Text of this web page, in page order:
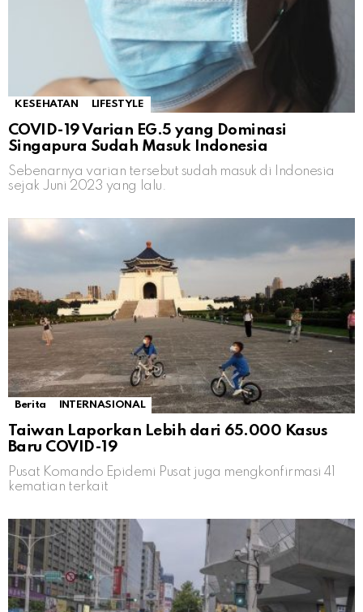
KESEHATAN LIFESTYLE
COVID-19 Varian EG.5 yang Dominasi
Singapura Sudah Masuk Indonesia
Sebenarnya varian tersebut sudah masuk di Indonesia
sejak Juni 2023 yang lalu.
Berita INTERNASIONAL
Taiwan Laporkan Lebih dari 65.000 Kasus
Baru COVID-19
Pusat Komando Epidemi Pusat juga mengkonfirmasi 41
kematian terkait